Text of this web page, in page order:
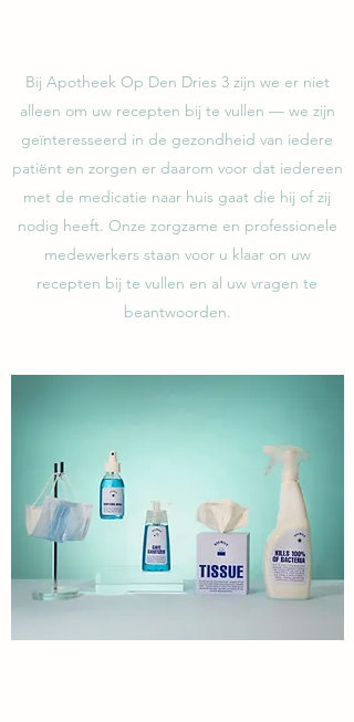
Bij Apotheek Op Den Dries 3 zijn we er niet
alleen om uw recepten bij te vullen — we zijn
geïnteresseerd in de gezondheid van iedere
patiënt en zorgen er daarom voor dat iedereen
met de medicatie naar huis gaat die hij of zij
nodig heeft. Onze zorgzame en professionele
medewerkers staan voor u klaar on uw
recepten bij te vullen en al uw vragen te
beantwoorden.